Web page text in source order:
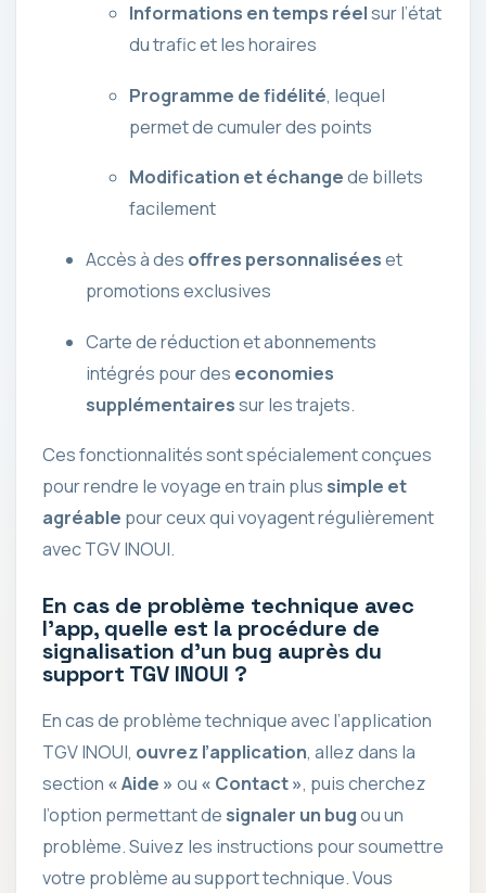
Informations en temps réelsur l’état
du trafic et les horaires
Programme de fidélité, lequel
permet de cumuler des points
Modification et échangede billets
facilement
Accès à des offres personnaliséeset
promotions exclusives
Carte de réduction et abonnements
intégrés pour des economies
supplémentairessur les trajets.
Ces fonctionnalités sont spécialement conçues
pour rendre le voyage en train plus simple et
agréable pour ceux qui voyagent régulièrement
avec TGV INOUI.
En cas de problème technique avec
l’app, quelle est la procédure de
signalisation d’un bug auprès du
support TGV INOUI ?
En cas de problème technique avec l’application
TGV INOUI, ouvrez l’application, allez dans la
section « Aide » ou « Contact », puis cherchez
l’option permettant de signaler un bugou un
problème. Suivez les instructions pour soumettre
votre problème au support technique. Vous